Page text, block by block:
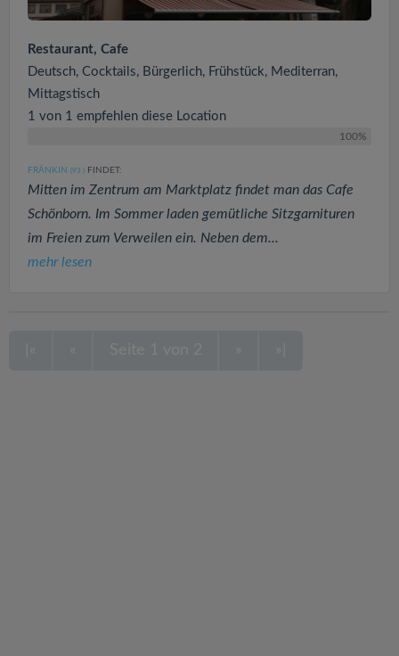
Restaurant, Cafe
Deutsch, Cocktails, Bürgerlich, Frühstück, Mediterran,
Mittagstisch
1 von 1 empfehlen diese Location
100%
FRÄNKIN (93 ) FINDET:
Mitten im Zentrum am Marktplatz findet man das Cafe
Schönborn. Im Sommer laden gemütliche Sitzgarnituren
im Freien zum Verweilen ein. Neben dem...
mehr lesen